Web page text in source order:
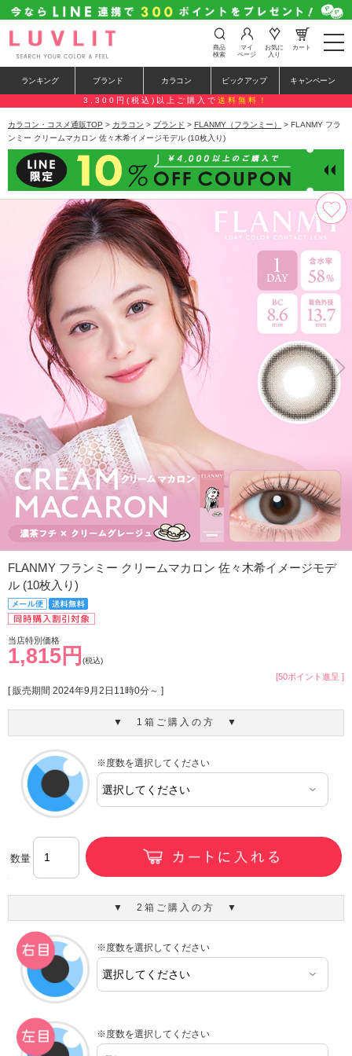
t
o
e
n
a
a
i
o
n
商品
検索
マイ
ページ
お気に
入り
カート
ランキング ブランド カラコン ピックアップ キャンペーン
3,300円(税込)以上ご購入で 送料無料！
カラコン・コスメ通販TOP > カラコン > ブランド > FLANMY（フランミー）
> FLANMY フラ
ンミー クリームマカロン 佐々木希イメージモデル (10枚入り)
FLANMY フランミー クリームマカロン 佐々木希イメージモデ
ル (10枚入り)
当店特別価格
1,815円 (税込)
[50ポイント進呈 ]
[ 販売期間 2024年9月2日11時0分～ ]
▼ 1箱ご購入の方 ▼
※度数を選択してください
数量
▼ 2箱ご購入の方 ▼
※度数を選択してください
※度数を選択してください